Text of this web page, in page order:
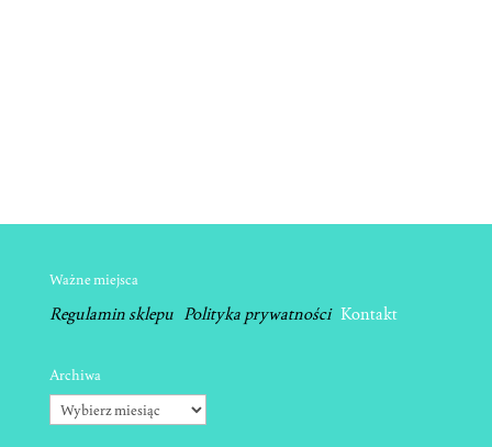
Ważne miejsca
Regulamin sklepu Polityka prywatnościKontakt
Archiwa
Archiwa